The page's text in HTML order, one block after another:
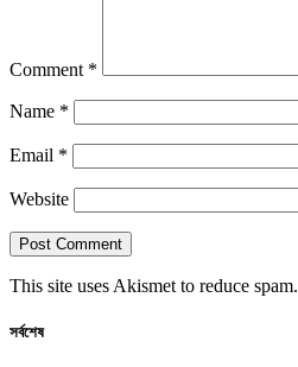
Comment *
Name *
Email *
Website
This site uses Akismet to reduce spam.
সর্বশেষ